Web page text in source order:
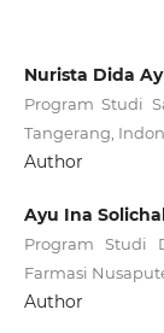
Nurista Dida
Program Studi
Tangerang,
Author
Ayu Ina
Program Studi
Farmasi
Author